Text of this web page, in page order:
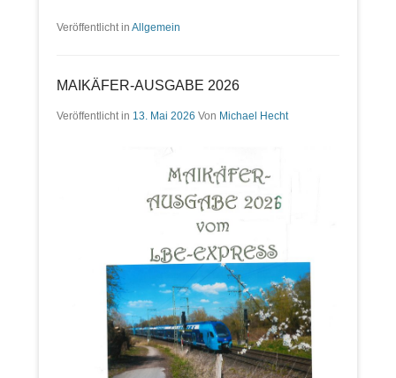
Veröffentlicht in Allgemein
MAIKÄFER-AUSGABE 2026
Veröffentlicht in 13. Mai 2026 Von Michael Hecht